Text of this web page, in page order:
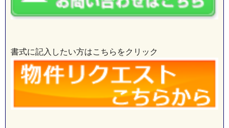
書式に記入したい方はこちらをクリック